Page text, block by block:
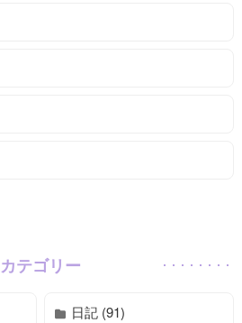
カテゴリー
日記 (91)